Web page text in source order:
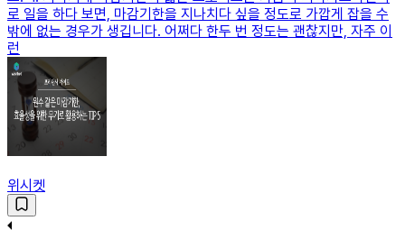
로 일을 하다 보면, 마감기한을 지나치다 싶을 정도로 가깝게 잡을 수
밖에 없는 경우가 생깁니다. 어쩌다 한두 번 정도는 괜찮지만, 자주 이
런
위시켓